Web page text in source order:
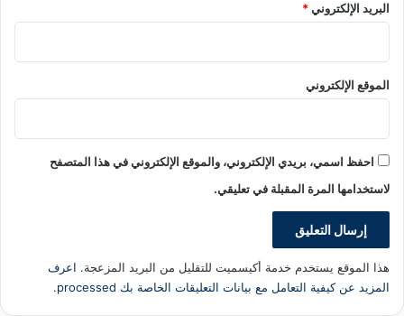
البريد الإلكتروني*
الموقع الإلكتروني
احفظ اسمي، بريدي الإلكتروني، والموقع الإلكتروني في هذا المتصفح
لاستخدامها المرة المقبلة في تعليقي.
هذا الموقع يستخدم خدمة أكيسميت للتقليل من البريد المزعجة. اعرف
المزيد عن كيفية التعامل مع بيانات التعليقات الخاصة بك processed
.